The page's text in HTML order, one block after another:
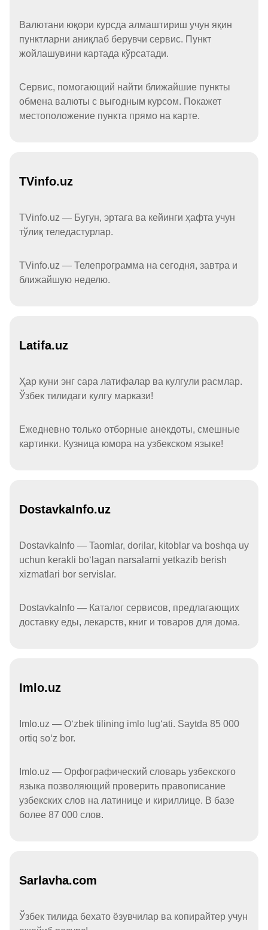
Валютани юқори курсда алмаштириш учун яқин
пунктларни аниқлаб берувчи сервис. Пункт
жойлашувини картада кўрсатади.
Сервис, помогающий найти ближайшие пункты
обмена валюты с выгодным курсом. Покажет
местоположение пункта прямо на карте.
TVinfo.uz
TVinfo.uz — Бугун, эртага ва кейинги ҳафта учун
тўлиқ теледастурлар.
TVinfo.uz — Телепрограмма на сегодня, завтра и
ближайшую неделю.
Latifa.uz
Ҳар куни энг сара латифалар ва кулгули расмлар.
Ўзбек тилидаги кулгу маркази!
Ежедневно только отборные анекдоты, смешные
картинки. Кузница юмора на узбекском языке!
DostavkaInfo.uz
DostavkaInfo — Taomlar, dorilar, kitoblar va boshqa uy
uchun kerakli boʻlagan narsalarni yetkazib berish
xizmatlari bor servislar.
DostavkaInfo — Каталог сервисов, предлагающих
доставку еды, лекарств, книг и товаров для дома.
Imlo.uz
Imlo.uz — Oʻzbek tilining imlo lugʻati. Saytda 85 000
ortiq soʻz bor.
Imlo.uz — Орфографический словарь узбекского
языка позволяющий проверить правописание
узбекских слов на латинице и кириллице. В базе
более 87 000 слов.
Sarlavha.com
Ўзбек тилида бехато ёзувчилар ва копирайтер учун